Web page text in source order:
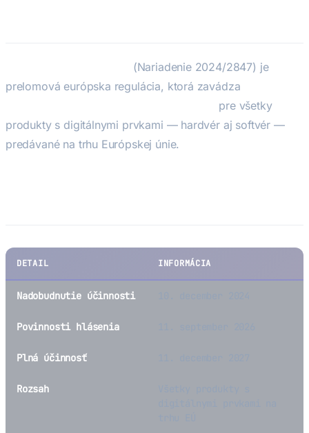
(Nariadenie 2024/2847) je
prelomová európska regulácia, ktorá zavádza
pre všetky
produkty s digitálnymi prvkami — hardvér aj softvér —
predávané na trhu Európskej únie.
DETAIL INFORMÁCIA
Nadobudnutie účinnosti
Povinnosti hlásenia
Plná účinnosť
Rozsah